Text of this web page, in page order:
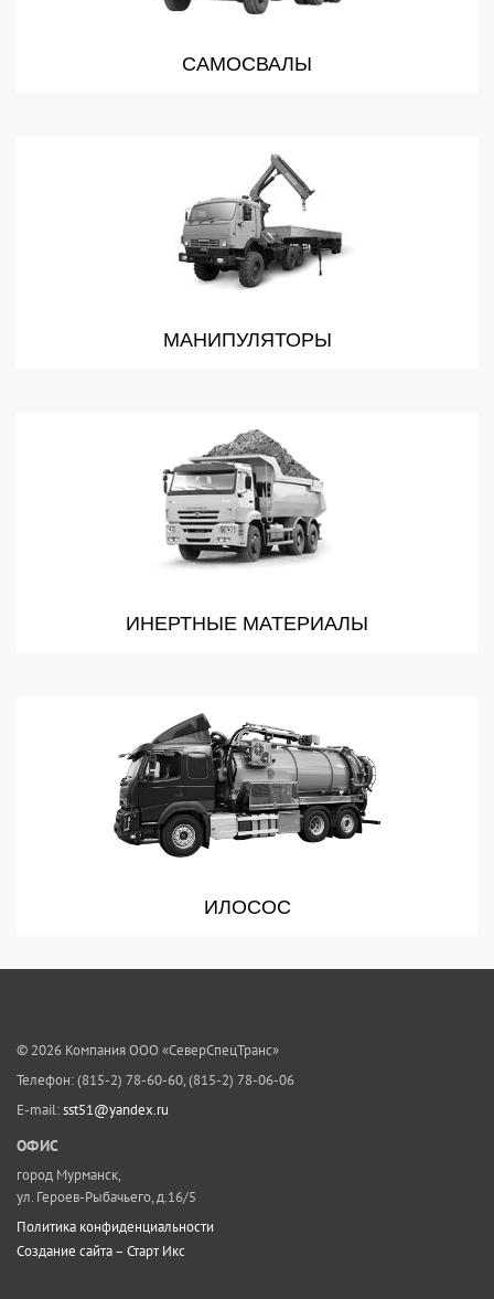
САМОСВАЛЫ
МАНИПУЛЯТОРЫ
ИНЕРТНЫЕ МАТЕРИАЛЫ
ИЛОСОС
© 2026 КомпанияООО «СеверСпецТранс»
Телефон: (815-2) 78-60-60, (815-2) 78-06-06
E-mail:sst51@yandex.ru
ОФИС
город Мурманск,
ул. Героев-Рыбачьего, д.16/5
Политика конфиденциальности
Создание сайта – Старт Икс